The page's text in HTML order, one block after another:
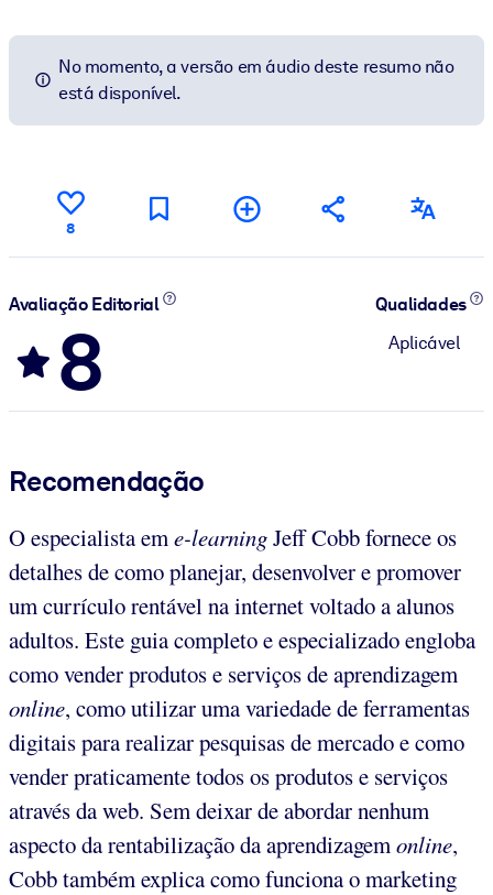
No momento, a versão em áudio deste resumo não
está disponível.
8
Avaliação Editorial
8
Qualidades
Aplicável
Recomendação
O especialista em e-learningJeff Cobb fornece os
detalhes de como planejar, desenvolver e promover
um currículo rentável na internet voltado a alunos
adultos. Este guia completo e especializado engloba
como vender produtos e serviços de aprendizagem
online, como utilizar uma variedade de ferramentas
digitais para realizar pesquisas de mercado e como
vender praticamente todos os produtos e serviços
através da web. Sem deixar de abordar nenhum
aspecto da rentabilização da aprendizagem online,
Cobb também explica como funciona o marketing